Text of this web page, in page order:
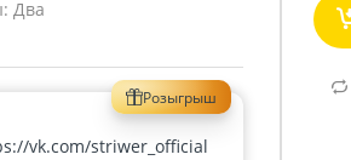
Два
Розыгрыш
vk.com/striwer_official